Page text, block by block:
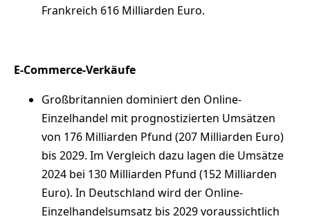
Frankreich 616 Milliarden Euro.
E-Commerce-Verkäufe
Großbritannien dominiert den Online-
Einzelhandel mit prognostizierten Umsätzen
von 176 Milliarden Pfund (207 Milliarden Euro)
bis 2029. Im Vergleich dazu lagen die Umsätze
2024 bei 130 Milliarden Pfund (152 Milliarden
Euro). In Deutschland wird der Online-
Einzelhandelsumsatz bis 2029 voraussichtlich